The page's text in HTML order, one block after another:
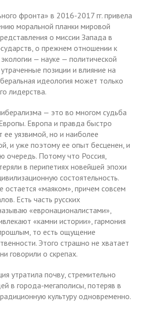
фронта» в 2016-2017 гг. привела
моральной планки мировой
о миссии Запада в
о прежнем отношении к
— науке — политической
позиции и влияние на
идеология может только
лидерства.
— это во многом судьба
Европа и правда быстро
уязвимой, но и наиболее
и уже поэтому ее опыт бесценен, и
очередь. Потому что Россия,
в перипетиях новейшей эпохи
состоятельность.
остается «маяком», причем совсем
Есть часть русских
«евронационалистами»,
«камни истории», гармония
то есть ощущение
Этого страшно не хватает
говорили о скрепах.
утратила почву, стремительно
в города-мегаполисы, потеряв в
культуру одновременно.